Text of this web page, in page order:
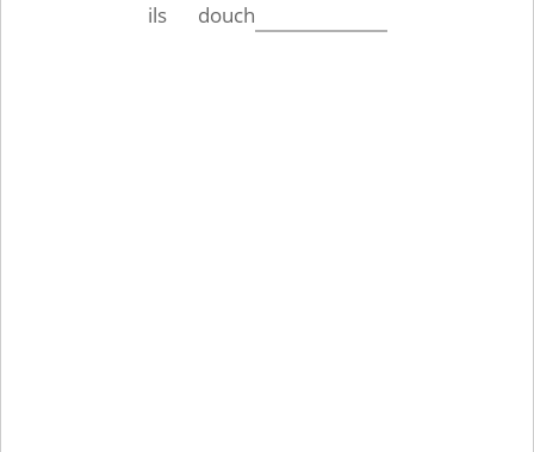
ils
douch